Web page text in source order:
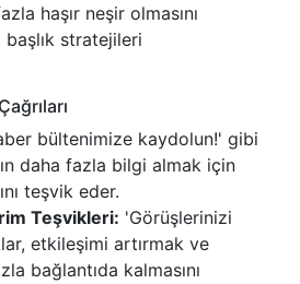
haşır neşir olmasını
stratejileri
bültenimize kaydolun!' gibi
daha fazla bilgi almak için
teşvik eder.
Teşvikleri: 'Görüşlerinizi
etkileşimi artırmak ve
bağlantıda kalmasını